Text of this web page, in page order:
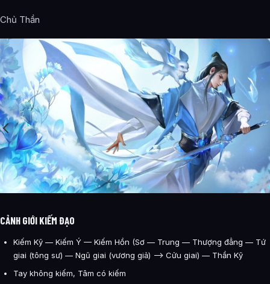
Chủ Thần
CẢNH GIỚI KIẾM ĐẠO
Kiếm Kỹ — Kiếm Ý — Kiếm Hồn (Sơ — Trung — Thượng đẳng — Tứ
giai (tông sư) — Ngũ giai (vương giả) —-> Cửu giai) — Thần Kỹ
Tay không kiếm, Tâm có kiếm